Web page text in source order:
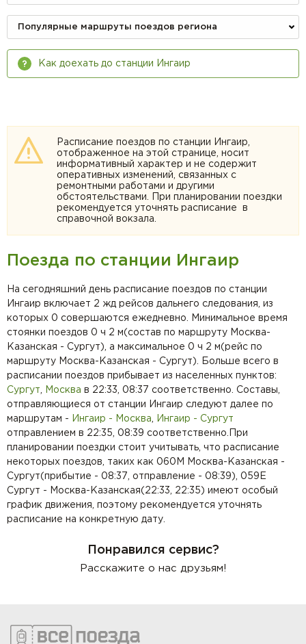
Понравился сервис?
Расскажите о нас друзьям!
Расписание поездов по станции Ингаир,
отображенное на этой странице, носит
информативный характер и не содержит
оперативных изменений, связанных с
ремонтными работами и другими
обстоятельствами. При планировании поездки
рекомендуется уточнять расписание в
справочной вокзала.
Поезда по станции Ингаир
На сегодняшний день расписание поездов по станции
Ингаир включает 2 жд рейсов дальнего следования, из
которых 0 совершаются ежедневно. Минимальное время
стоянки поездов 0 ч 2 м(состав по маршруту Москва-
Казанская - Сургут), а максимальное 0 ч 2 м(рейс по
маршруту Москва-Казанская - Сургут). Больше всего в
расписании поездов прибывает из населенных пунктов:
Сургут
Москва в 22:33, 08:37 соответственно. Составы,
отправляющиеся от станции Ингаир следуют далее по
маршрутам -
Ингаир - Москва
Ингаир - Сургут
отправлением в 22:35, 08:39 соответственно.При
планировании поездки стоит учитывать, что расписание
некоторых поездов, таких как 060М Москва-Казанская -
Сургут(прибытие - 08:37, отправление - 08:39), 059Е
Сургут - Москва-Казанская(22:33, 22:35) имеют особый
график движения, поэтому рекомендуется уточнять
расписание на конкретную дату.
Популярные маршруты поездов региона
Как доехать до станции Ингаир